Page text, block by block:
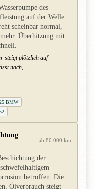
des
auf der Welle
scheinbar normal,
Überhitzung mit
steigt plötzlich auf
nach,
BMW
ab 80.000 km
der
betroffen. Die
Ölverbrauch steigt